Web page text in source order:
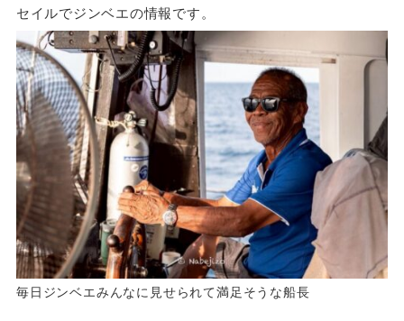
セイルでジンベエの情報です。
毎日ジンベエみんなに見せられて満足そうな船長